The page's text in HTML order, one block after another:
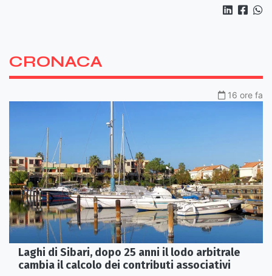
CRONACA
16 ore fa
Laghi di Sibari, dopo 25 anni il lodo arbitrale
cambia il calcolo dei contributi associativi